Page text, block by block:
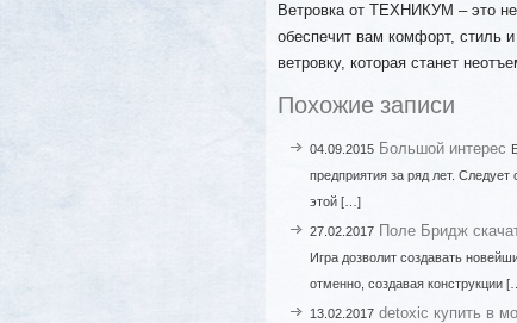
Ветровка от ТЕХНИКУМ – это
обеспечит вам комфорт, стиль
ветровку, которая станет
Похожие записи
04.09.2015 Большой интерес
предприятия за ряд лет.
этой […]
27.02.2017 Поле Бридж
Игра дозволит создавать
отменно, создавая конструкции
13.02.2017 detoxic купить в